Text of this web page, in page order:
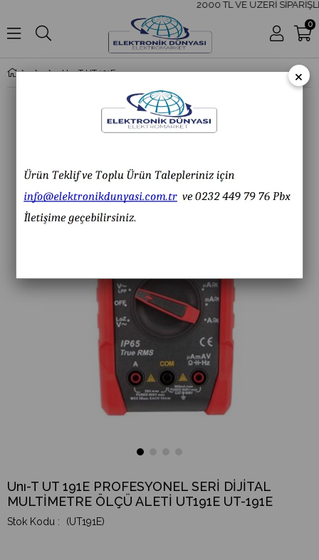
2000 TL VE ÜZERİ
0
Unı-T UT 191E PROFESYONEL SERİ DİJİTAL MULTİMETRE ÖLÇÜ ALETİ UT191E UT-191E
Unı-T UT 191E PROFESYONEL SERİ DİJİTAL
MULTİMETRE ÖLÇÜ ALETİ UT191E UT-191E
(UT191E)
×